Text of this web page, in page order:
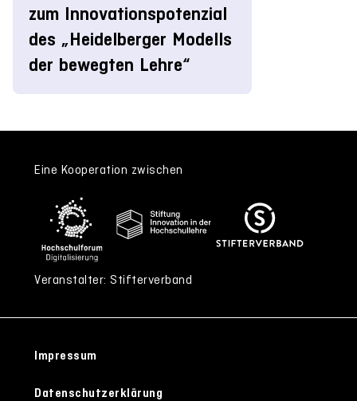
zum Innovationspotenzial
des „Heidelberger Modells
der bewegten Lehre“
Eine Kooperation zwischen
Veranstalter: Stifterverband
Impressum
Datenschutzerklärung